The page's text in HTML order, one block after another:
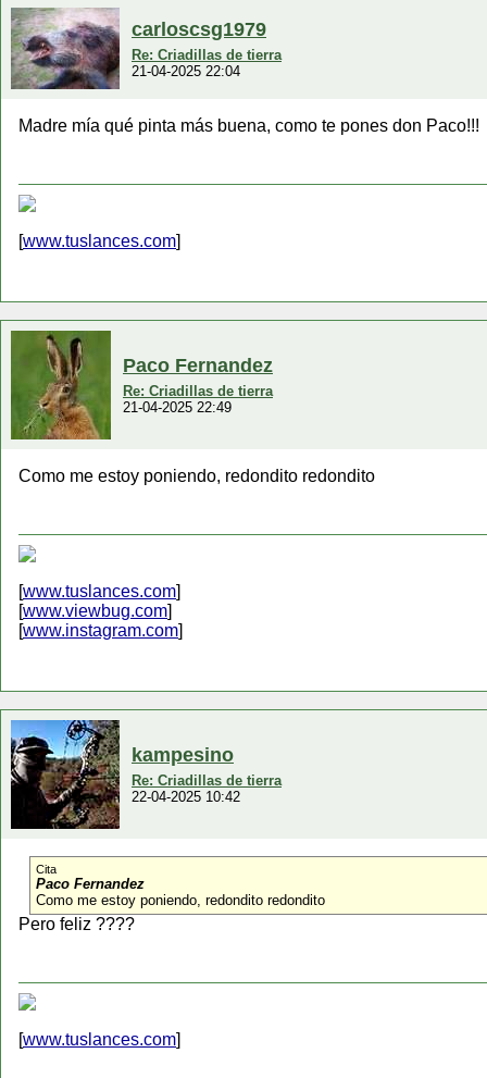
carloscsg1979
Re: Criadillas de tierra
21-04-2025 22:04
Madre mía qué pinta más buena, como te pones don Paco!!!
[www.tuslances.com]
Paco Fernandez
Re: Criadillas de tierra
21-04-2025 22:49
Como me estoy poniendo, redondito redondito
[www.tuslances.com]
[www.viewbug.com]
[www.instagram.com]
kampesino
Re: Criadillas de tierra
22-04-2025 10:42
Cita
Paco Fernandez
Como me estoy poniendo, redondito redondito
Pero feliz ????
[www.tuslances.com]